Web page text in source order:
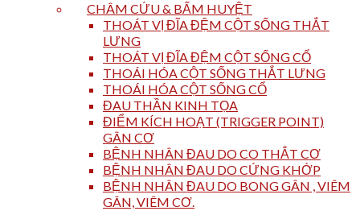
CHÂM CỨU & BẤM HUYỆT
THOÁT VỊ ĐĨA ĐỆM CỘT SỐNG THẮT
LƯNG
THOÁT VỊ ĐĨA ĐỆM CỘT SỐNG CỔ
THOÁI HÓA CỘT SỐNG THẮT LƯNG
THOÁI HÓA CỘT SỐNG CỔ
ĐAU THẦN KINH TỌA
ĐIỂM KÍCH HOẠT (TRIGGER POINT)
GÂN CƠ
BỆNH NHÂN ĐAU DO CO THẮT CƠ
BỆNH NHÂN ĐAU DO CỨNG KHỚP
BỆNH NHÂN ĐAU DO BONG GÂN , VIÊM
GÂN, VIÊM CƠ.